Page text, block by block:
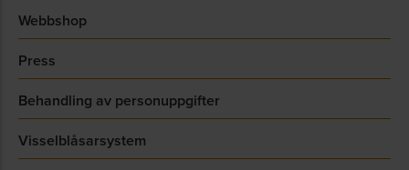
Webbshop
Press
Behandling av personuppgifter
Visselblåsarsystem